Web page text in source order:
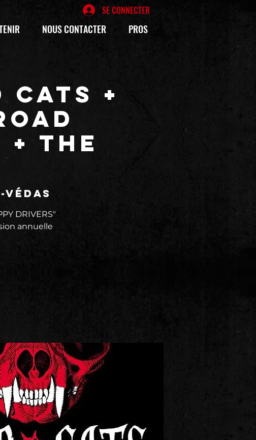
SE CONNECTER
NOUS CONTACTER PROS
CATS +
THE
DRIVERS"
annuelle